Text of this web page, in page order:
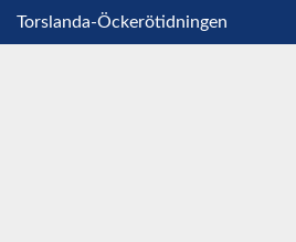
Torslanda-Öckerötidningen